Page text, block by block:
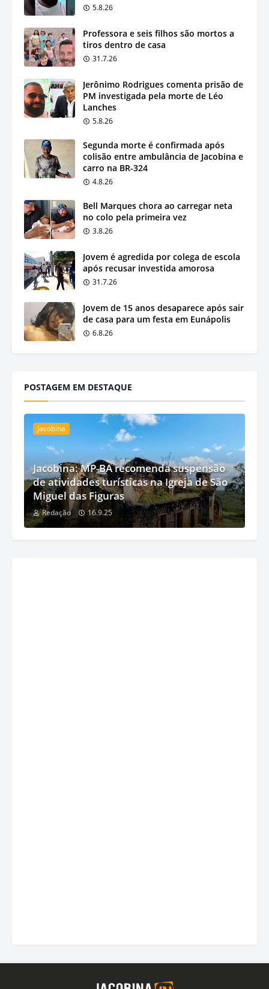
5.8.26
Professora e seis filhos são mortos a
tiros dentro de casa
31.7.26
Jerônimo Rodrigues comenta prisão de
PM investigada pela morte de Léo
Lanches
5.8.26
Segunda morte é confirmada após
colisão entre ambulância de Jacobina e
carro na BR-324
4.8.26
Bell Marques chora ao carregar neta
no colo pela primeira vez
3.8.26
Jovem é agredida por colega de escola
após recusar investida amorosa
31.7.26
Jovem de 15 anos desaparece após sair
de casa para um festa em Eunápolis
6.8.26
POSTAGEM EM DESTAQUE
Jacobina
Jacobina: MP-BA recomenda suspensão
de atividades turísticas na Igreja de São
Miguel das Figuras
Redação 16.9.25